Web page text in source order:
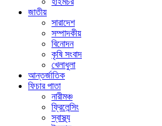
জাতীয়
সারাদেশ
সম্পাদকীয়
বিনোদন
কৃষি সংবাদ
খেলাধুলা
আন্তর্জাতিক
ফিচার পাতা
নারীমঞ্চ
ফ্রিলেন্সিং
স্বাস্থ্য